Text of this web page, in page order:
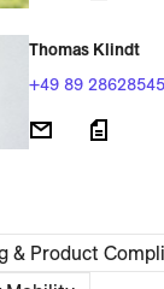
Thomas Klindt
+49 89 28628545
& Product